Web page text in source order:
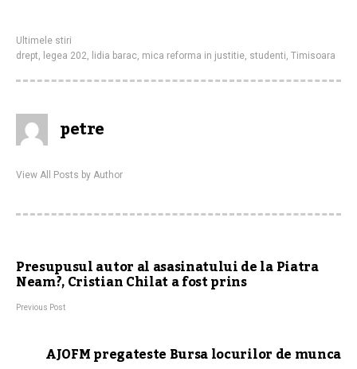
Ultimele stiri
drept, legea 202, lidia barac, mica reforma in justitie, studenti, Timisoara
petre
View All Posts by Author
Presupusul autor al asasinatului de la Piatra
Neam?, Cristian Chilat a fost prins
Previous Post
AJOFM pregateste Bursa locurilor de munca